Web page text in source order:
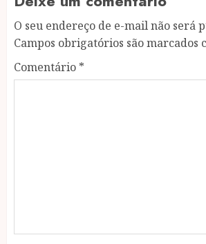
O seu endereço de e-mail não será
Campos obrigatórios são marcados
Comentário *